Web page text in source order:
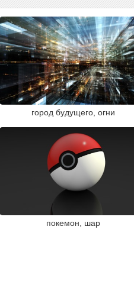
город будущего, огни
покемон, шар